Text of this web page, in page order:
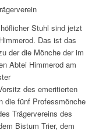
Stuhl sind jetzt
Das ist das
der die Mönche der im
Abtei Himmerod am
des emeritierten
die fünf Professmönche
Trägervereins des
Bistum Trier, dem